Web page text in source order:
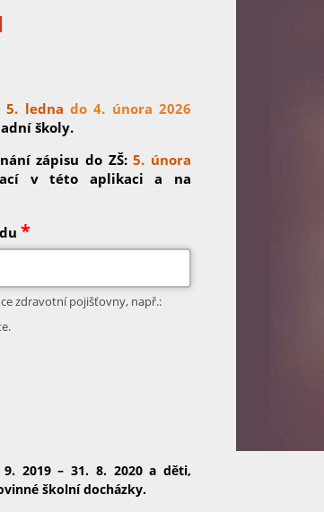
5. ledna do 4. února 2026
školy.
zápisu do ZŠ:5. února
v této aplikaci a na
*
zdravotní pojišťovny, např.:
2019 – 31. 8. 2020 a děti,
školní docházky.